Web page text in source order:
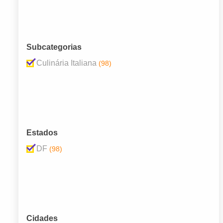
Subcategorias
Culinária Italiana (98)
Estados
DF (98)
Cidades